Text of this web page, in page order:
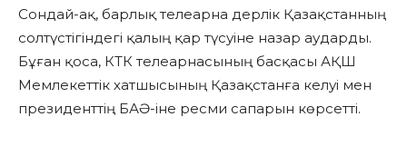
Сондай-ақ, барлық телеарна дерлік Қазақстанның
солтүстігіндегі қалың қар түсуіне назар аударды.
Бұған қоса, КТК телеарнасының басқасы АҚШ
Мемлекеттік хатшысының Қазақстанға келуі мен
президенттің БАӘ-іне ресми сапарын көрсетті.